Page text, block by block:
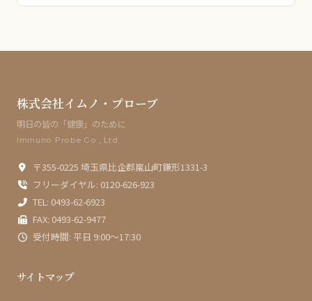
株式会社イムノ・プローブ
明日の皆の「健康」のために
Immuno Probe Co., Ltd.
〒355-0225 埼玉県比企郡嵐山町鎌形1331-3
フリーダイヤル: 0120-626-923
TEL: 0493-62-6923
FAX: 0493-62-9477
受付時間: 平日 9:00〜17:30
サイトマップ